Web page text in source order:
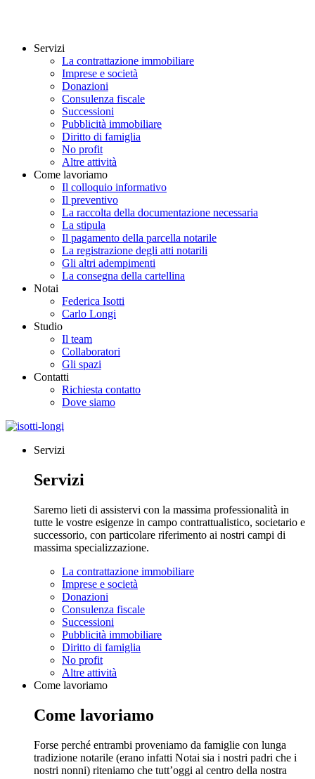
Servizi
La contrattazione immobiliare
Imprese e società
Donazioni
Consulenza fiscale
Successioni
Pubblicità immobiliare
Diritto di famiglia
No profit
Altre attività
Come lavoriamo
Il colloquio informativo
Il preventivo
La raccolta della documentazione necessaria
La stipula
Il pagamento della parcella notarile
La registrazione degli atti notarili
Gli altri adempimenti
La consegna della cartellina
Notai
Federica Isotti
Carlo Longi
Studio
Il team
Collaboratori
Gli spazi
Contatti
Richiesta contatto
Dove siamo
Servizi
Servizi
Saremo lieti di assistervi con la massima professionalità in
tutte le vostre esigenze in campo contrattualistico, societario e
successorio, con particolare riferimento ai nostri campi di
massima specializzazione.
La contrattazione immobiliare
Imprese e società
Donazioni
Consulenza fiscale
Successioni
Pubblicità immobiliare
Diritto di famiglia
No profit
Altre attività
Come lavoriamo
Come lavoriamo
Forse perché entrambi proveniamo da famiglie con lunga
tradizione notarile (erano infatti Notai sia i nostri padri che i
nostri nonni) riteniamo che tutt’oggi al centro della nostra